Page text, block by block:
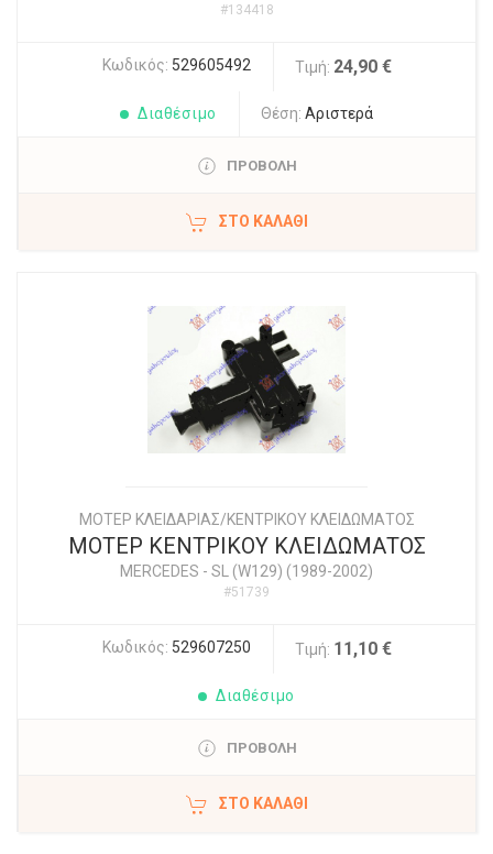
#134418
Κωδικός: 529605492 Τιμή: 24,90 €
Διαθέσιμο Θέση: Αριστερά
ΠΡΟΒΟΛΗ
ΣΤΟ ΚΑΛΆΘΙ
ΜΟΤΕΡ ΚΛΕΙΔΑΡΙΑΣ/ΚΕΝΤΡΙΚΟΥ ΚΛΕΙΔΩΜΑΤΟΣ
ΜΟΤΕΡ ΚΕΝΤΡΙΚΟΥ ΚΛΕΙΔΩΜΑΤΟΣ
MERCEDES - SL (W129) (1989-2002)
#51739
Κωδικός: 529607250 Τιμή: 11,10 €
Διαθέσιμο
ΠΡΟΒΟΛΗ
ΣΤΟ ΚΑΛΆΘΙ